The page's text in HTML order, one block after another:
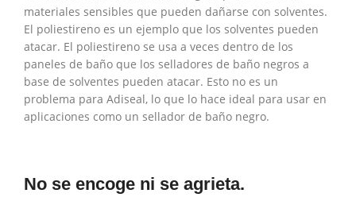
materiales sensibles que pueden dañarse con solventes.
El poliestireno es un ejemplo que los solventes pueden
atacar. El poliestireno se usa a veces dentro de los
paneles de baño que los selladores de baño negros a
base de solventes pueden atacar. Esto no es un
problema para Adiseal, lo que lo hace ideal para usar en
aplicaciones como un sellador de baño negro.
No se encoge ni se agrieta.